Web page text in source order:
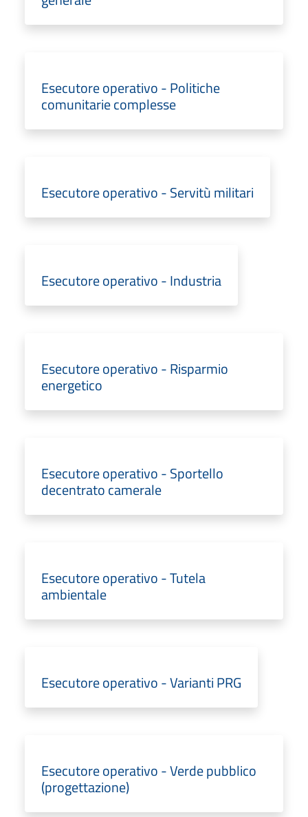
Esecutore operativo - Politiche
comunitarie complesse
Esecutore operativo - Servitù militari
Esecutore operativo - Industria
Esecutore operativo - Risparmio
energetico
Esecutore operativo - Sportello
decentrato camerale
Esecutore operativo - Tutela
ambientale
Esecutore operativo - Varianti PRG
Esecutore operativo - Verde pubblico
(progettazione)